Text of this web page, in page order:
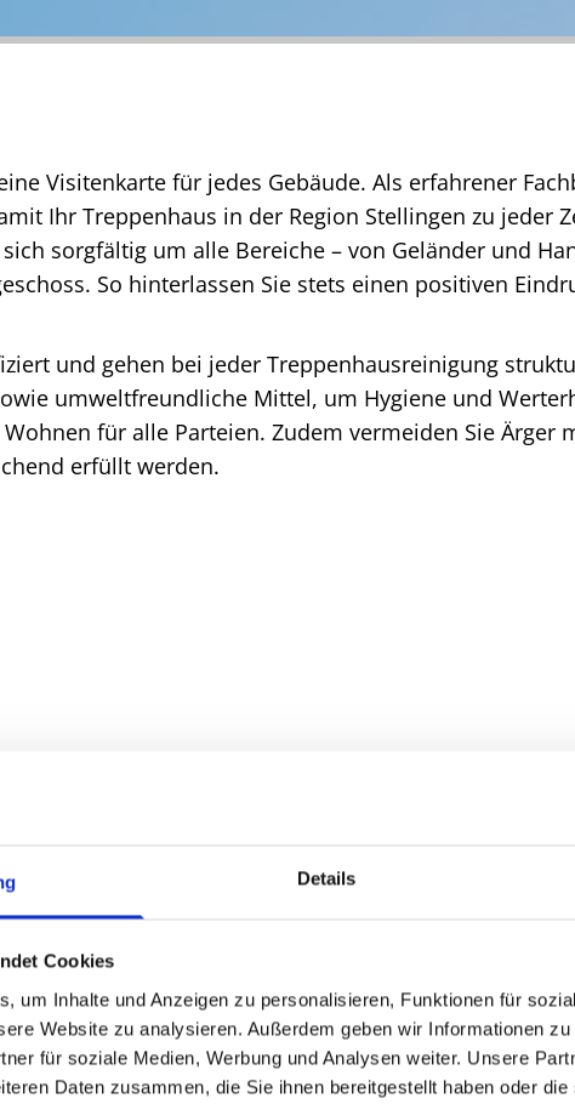
Details
Cookies
um Inhalte und Anzeigen zu personalisieren, Funktionen für
Website zu analysieren. Außerdem geben wir Informationen
für soziale Medien, Werbung und Analysen weiter. Unsere
Daten zusammen, die Sie ihnen bereitgestellt haben oder
Visitenkarte für jedes Gebäude. Als erfahrener
Ihr Treppenhaus in der Region Stellingen zu jeder
sorgfältig um alle Bereiche – von Geländer und
So hinterlassen Sie stets einen positiven
und gehen bei jeder Treppenhausreinigung
umweltfreundliche Mittel, um Hygiene und
für alle Parteien. Zudem vermeiden Sie Ärger
erfüllt werden.
von Stellingen zuverlässig und
ab. Ob frühe Morgenstunden
unser Team passt sich Ihren
gründlich gereinigtes Treppenhaus.
bieten Ihnen faire Konditionen.